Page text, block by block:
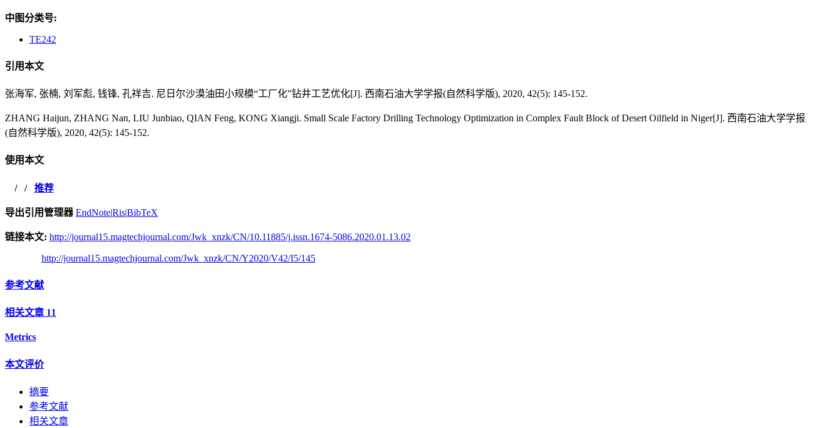
中图分类号:
TE242
引用本文
张海军, 张楠, 刘军彪, 钱锋, 孔祥吉. 尼日尔沙漠油田小规模“工厂化”钻井工艺优化[J]. 西南石油大学学报(自然科学版), 2020, 42(5): 145-152.
ZHANG Haijun, ZHANG Nan, LIU Junbiao, QIAN Feng, KONG Xiangji. Small Scale Factory Drilling Technology Optimization in Complex Fault Block of Desert Oilfield in Niger[J]. 西南石油大学学报
(自然科学版), 2020, 42(5): 145-152.
使用本文
/ / 推荐
导出引用管理器 EndNote|Ris|BibTeX
链接本文: http://journal15.magtechjournal.com/Jwk_xnzk/CN/10.11885/j.issn.1674-5086.2020.01.13.02
http://journal15.magtechjournal.com/Jwk_xnzk/CN/Y2020/V42/I5/145
参考文献
相关文章 11
Metrics
本文评价
摘要
参考文献
相关文章